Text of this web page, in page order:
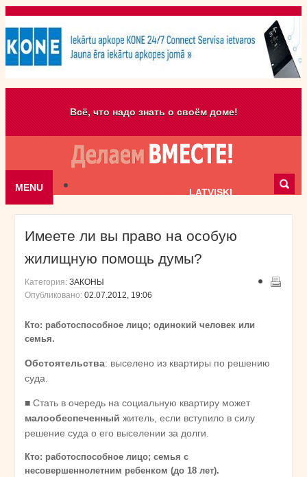
Всё, что надо знать о своём доме!
MENU LATVISKI
Skip to content
Имеете ли вы право на особую
жилищную помощь думы?
Категория: ЗАКОНЫ
Опубликовано: 02.07.2012, 19:06
Кто: работоспособное лицо; одинокий человек или
семья.
Обстоятельства: выселено из квартиры по решению
суда.
■ Стать в очередь на социальную квартиру может
малообеспеченный житель, если вступило в силу
решение суда о его выселении за долги.
Кто: работоспособное лицо; семья с
несовершеннолетним ребенком (до 18 лет).